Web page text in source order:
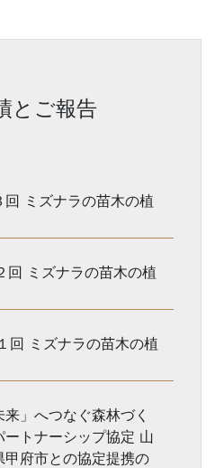
とご報告
回 ミズナラの苗木の植
回 ミズナラの苗木の植
回 ミズナラの苗木の植
来」へつなぐ森林づく
ートナーシップ協定 山
甲府市との協定提携の